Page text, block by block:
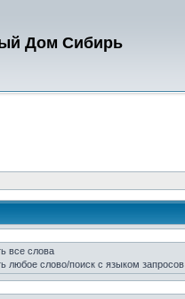
Дом Сибирь
все слова
любое слово/поиск с языком запросов